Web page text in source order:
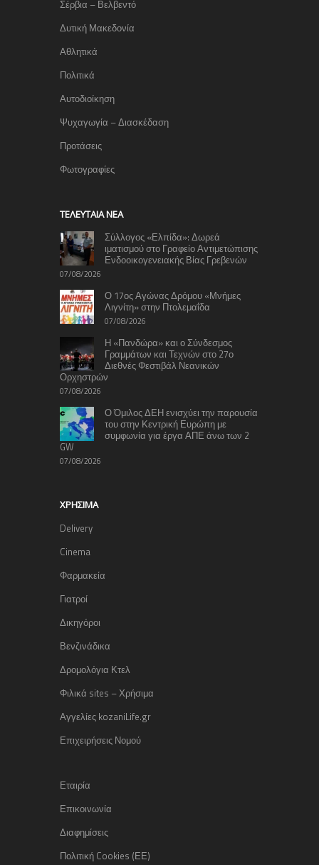
Σέρβια – Βελβεντό
Δυτική Μακεδονία
Αθλητικά
Πολιτικά
Αυτοδιοίκηση
Ψυχαγωγία – Διασκέδαση
Προτάσεις
Φωτογραφίες
TΕΛΕΥΤΑΊΑ ΝΈΑ
Σύλλογος «Ελπίδα»: Δωρεά
ιματισμού στο Γραφείο Αντιμετώπισης
Ενδοοικογενειακής Βίας Γρεβενών
07/08/2026
Ο 17ος Αγώνας Δρόμου «Μνήμες
Λιγνίτη» στην Πτολεμαΐδα
07/08/2026
Η «Πανδώρα» και ο Σύνδεσμος
Γραμμάτων και Τεχνών στο 27ο
Διεθνές Φεστιβάλ Νεανικών
Ορχηστρών
07/08/2026
Ο Όμιλος ΔΕΗ ενισχύει την παρουσία
του στην Κεντρική Ευρώπη με
συμφωνία για έργα ΑΠΕ άνω των 2
GW
07/08/2026
ΧΡΉΣΙΜΑ
Delivery
Cinema
Φαρμακεία
Γιατροί
Δικηγόροι
Βενζινάδικα
Δρομολόγια Κτελ
Φιλικά sites – Χρήσιμα
Αγγελίες kozaniLife.gr
Επιχειρήσεις Νομού
Εταιρία
Επικοινωνία
Διαφημίσεις
Πολιτική Cookies (ΕΕ)